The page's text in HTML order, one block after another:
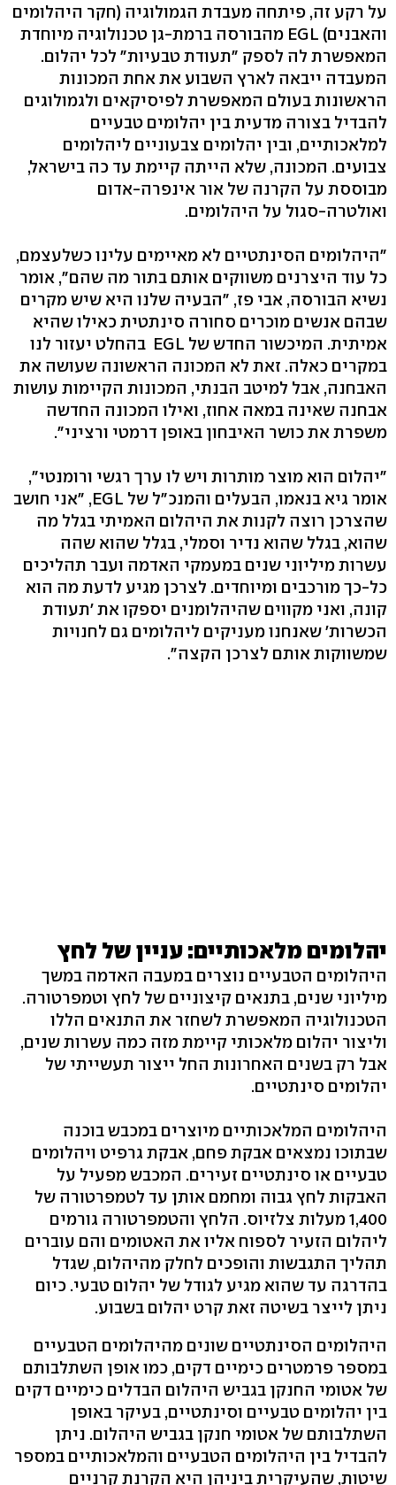
על רקע זה, פיתחה מעבדת הגמולוגיה (חקר היהלומים
והאבנים) EGL מהבורסה ברמת-גן טכנולוגיה מיוחדת
המאפשרת לה לספק "תעודת טבעיות" לכל יהלום.
המעבדה ייבאה לארץ השבוע את אחת המכונות
הראשונות בעולם המאפשרת לפיסיקאים ולגמולוגים
להבדיל בצורה מדעית בין יהלומים טבעיים
למלאכותיים, ובין יהלומים צבעוניים ליהלומים
צבועים. המכונה, שלא הייתה קיימת עד כה בישראל,
מבוססת על הקרנה של אור אינפרה-אדום
ואולטרה-סגול על היהלומים.
"היהלומים הסינתטיים לא מאיימים עלינו כשלעצמם,
כל עוד היצרנים משווקים אותם בתור מה שהם", אומר
נשיא הבורסה, אבי פז, "הבעיה שלנו היא שיש מקרים
שבהם אנשים מוכרים סחורה סינתטית כאילו שהיא
אמיתית. המיכשור החדש של EGL בהחלט יעזור לנו
במקרים כאלה. זאת לא המכונה הראשונה שעושה את
האבחנה, אבל למיטב הבנתי, המכונות הקיימות עושות
אבחנה שאינה במאה אחוז, ואילו המכונה החדשה
משפרת את כושר האיבחון באופן דרמטי ורציני".
"יהלום הוא מוצר מותרות ויש לו ערך רגשי ורומנטי",
אומר גיא בנאמו, הבעלים והמנכ"ל של EGL, "אני חושב
שהצרכן רוצה לקנות את היהלום האמיתי בגלל מה
שהוא, בגלל שהוא נדיר וסמלי, בגלל שהוא שהה
עשרות מיליוני שנים במעמקי האדמה ועבר תהליכים
כל-כך מורכבים ומיוחדים. לצרכן מגיע לדעת מה הוא
קונה, ואני מקווים שהיהלומנים יספקו את 'תעודת
הכשרות' שאנחנו מעניקים ליהלומים גם לחנויות
שמשווקות אותם לצרכן הקצה".
יהלומים מלאכותיים: עניין של לחץ
היהלומים הטבעיים נוצרים במעבה האדמה במשך
מיליוני שנים, בתנאים קיצוניים של לחץ וטמפרטורה.
הטכנולוגיה המאפשרת לשחזר את התנאים הללו
וליצור יהלום מלאכותי קיימת מזה כמה עשרות שנים,
אבל רק בשנים האחרונות החל ייצור תעשייתי של
יהלומים סינתטיים.
היהלומים המלאכותיים מיוצרים במכבש בוכנה
שבתוכו נמצאים אבקת פחם, אבקת גרפיט ויהלומים
טבעיים או סינתטיים זעירים. המכבש מפעיל על
האבקות לחץ גבוה ומחמם אותן עד לטמפרטורה של
1,400 מעלות צלזיוס. הלחץ והטמפרטורה גורמים
ליהלום הזעיר לספוח אליו את האטומים והם עוברים
תהליך התגבשות והופכים לחלק מהיהלום, שגדל
בהדרגה עד שהוא מגיע לגודל של יהלום טבעי. כיום
ניתן לייצר בשיטה זאת קרט יהלום בשבוע.
היהלומים הסינתטיים שונים מהיהלומים הטבעיים
במספר פרמטרים כימיים דקים, כמו אופן השתלבותם
של אטומי החנקן בגביש היהלום הבדלים כימיים דקים
בין יהלומים טבעיים וסינתטיים, בעיקר באופן
השתלבותם של אטומי חנקן בגביש היהלום. ניתן
להבדיל בין היהלומים הטבעיים והמלאכותיים במספר
שיטות, שהעיקרית ביניהן היא הקרנת קרניים